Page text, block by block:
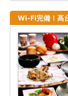
Wi-Fi完備！高